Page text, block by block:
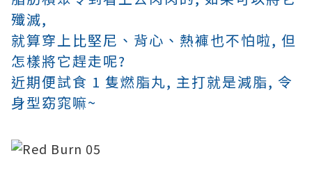
殲滅,
就算穿上比堅尼、背心、熱褲也不怕啦, 但
怎樣將它趕走呢?
近期便試食 1 隻燃脂丸, 主打就是減脂, 令
身型窈窕嘛~